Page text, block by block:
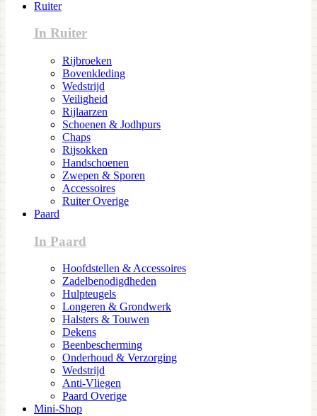
Ruiter
In Ruiter
Rijbroeken
Bovenkleding
Wedstrijd
Veiligheid
Rijlaarzen
Schoenen & Jodhpurs
Chaps
Rijsokken
Handschoenen
Zwepen & Sporen
Accessoires
Ruiter Overige
Paard
In Paard
Hoofdstellen & Accessoires
Zadelbenodigdheden
Hulpteugels
Longeren & Grondwerk
Halsters & Touwen
Dekens
Beenbescherming
Onderhoud & Verzorging
Wedstrijd
Anti-Vliegen
Paard Overige
Mini-Shop